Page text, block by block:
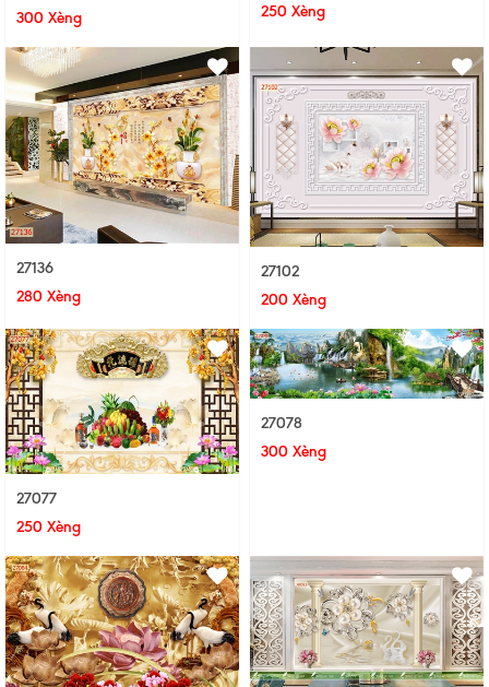
300 Xèng
250 Xèng
27136
280 Xèng
27102
200 Xèng
27077
250 Xèng
27078
300 Xèng